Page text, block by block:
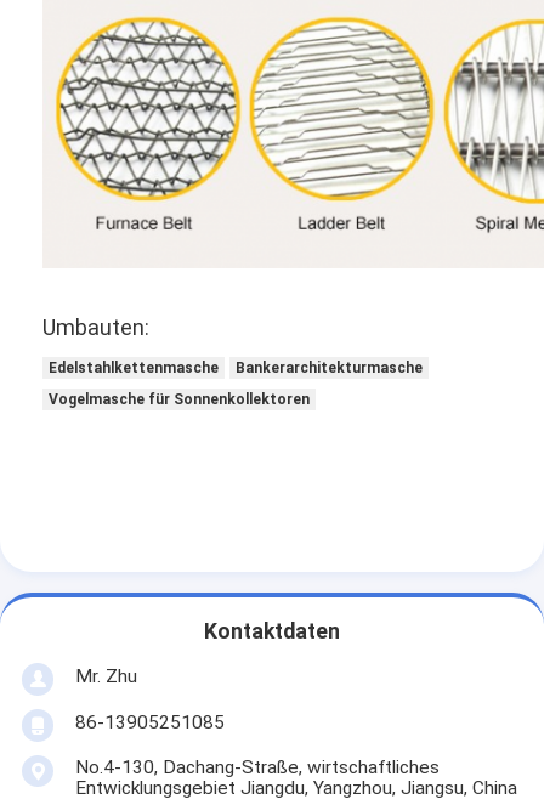
Umbauten:
Edelstahlkettenmasche
Bankerarchitekturmasche
Vogelmasche für Sonnenkollektoren
Kontaktdaten
Mr. Zhu
86-13905251085
No.4-130, Dachang-Straße, wirtschaftliches
Entwicklungsgebiet Jiangdu, Yangzhou, Jiangsu, China